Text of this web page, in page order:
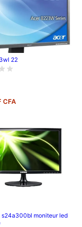
22
CFA
s24a300bl moniteur led